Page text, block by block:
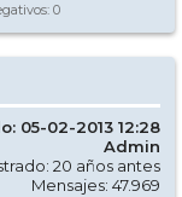
0
05-02-2013 12:28
Admin
20 años antes
Mensajes: 47.969